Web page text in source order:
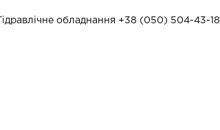
Гідравлічне обладнання +38 (050) 504-43-18